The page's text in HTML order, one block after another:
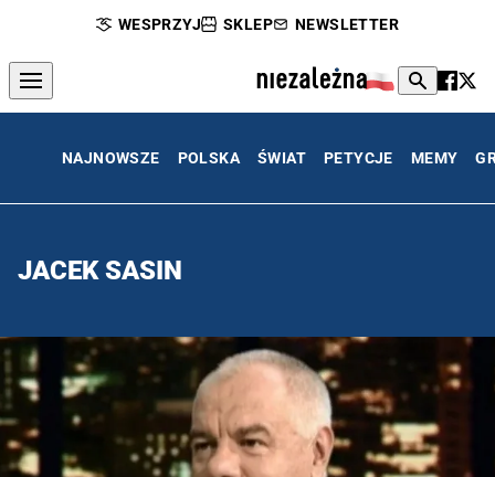
WESPRZYJ SKLEP NEWSLETTER
NAJNOWSZE POLSKA ŚWIAT PETYCJE MEMY
JACEK SASIN